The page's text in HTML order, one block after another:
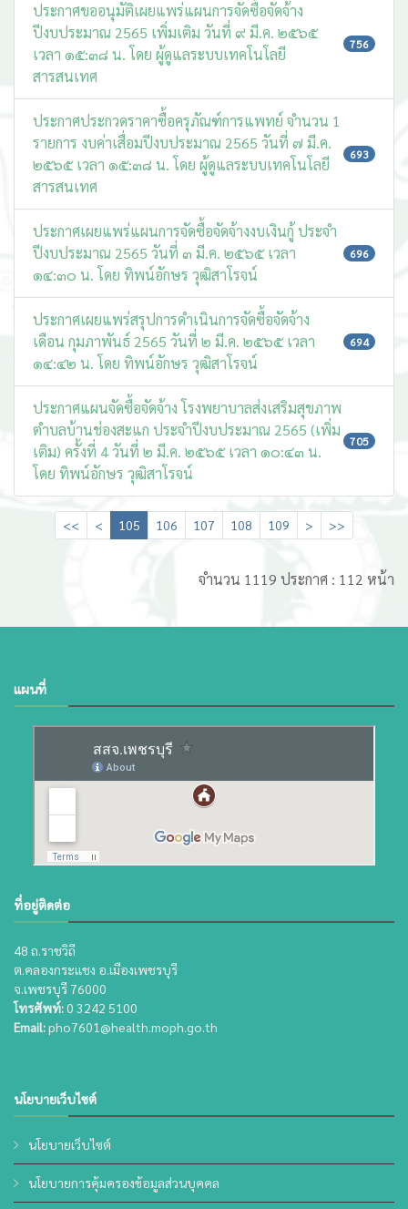
ประกาศขออนุมัติเผยแพร่แผนการจัดซื้อจัดจ้าง
ปีงบประมาณ 2565 เพิ่มเติม วันที่ ๙ มี.ค. ๒๕๖๕
เวลา ๑๕:๓๘ น. โดย ผู้ดูแลระบบเทคโนโลยี
สารสนเทศ
756
ประกาศประกวดราคาซื้อครุภัณฑ์การแพทย์ จำนวน 1
รายการ งบค่าเสื่อมปีงบประมาณ 2565 วันที่ ๗ มี.ค.
๒๕๖๕ เวลา ๑๕:๓๘ น. โดย ผู้ดูแลระบบเทคโนโลยี
สารสนเทศ
693
ประกาศเผยแพร่แผนการจัดซื้อจัดจ้างงบเงินกู้ ประจำ
ปีงบประมาณ 2565 วันที่ ๓ มี.ค. ๒๕๖๕ เวลา
๑๔:๓๐ น. โดย ทิพน์อักษร วุฒิสาโรจน์
696
ประกาศเผยแพร่สรุปการดำเนินการจัดซื้อจัดจ้าง
เดือน กุมภาพันธ์ 2565 วันที่ ๒ มี.ค. ๒๕๖๕ เวลา
๑๔:๔๒ น. โดย ทิพน์อักษร วุฒิสาโรจน์
694
ประกาศแผนจัดซื้อจัดจ้าง โรงพยาบาลส่งเสริมสุขภาพ
ตำบลบ้านช่องสะแก ประจำปีงบประมาณ 2565 (เพิ่ม
เติม) ครั้งที่ 4 วันที่ ๒ มี.ค. ๒๕๖๕ เวลา ๑๐:๔๓ น.
โดย ทิพน์อักษร วุฒิสาโรจน์
705
<< < 105 106 107 108 109 > >>
จำนวน 1119 ประกาศ : 112 หน้า
แผนที่
ที่อยู่ติดต่อ
48 ถ.ราชวิถี
ต.คลองกระแชง อ.เมืองเพชรบุรี
จ.เพชรบุรี 76000
โทรศัพท์:0 3242 5100
Email:pho7601@health.moph.go.th
นโยบายเว็บไซต์
นโยบายเว็บไซต์
นโยบายการคุ้มครองข้อมูลส่วนบุคคล